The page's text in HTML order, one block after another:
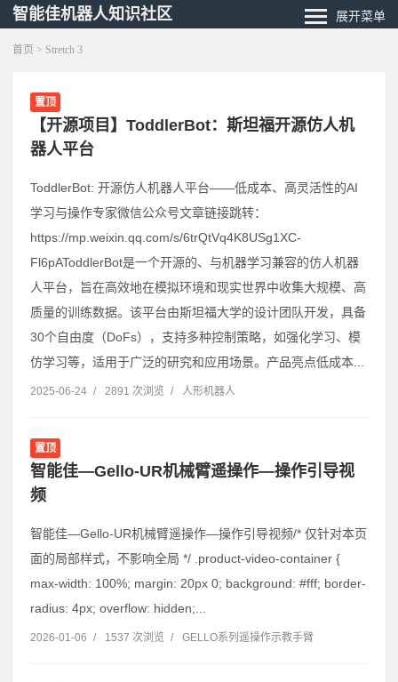
智能佳机器人知识社区 展开菜单
首页 > Stretch 3
置顶
【开源项目】ToddlerBot：斯坦福开源仿人机
器人平台
ToddlerBot: 开源仿人机器人平台——低成本、高灵活性的AI
学习与操作专家微信公众号文章链接跳转：
https://mp.weixin.qq.com/s/6trQtVq4K8USg1XC-
Fl6pAToddlerBot是一个开源的、与机器学习兼容的仿人机器
人平台，旨在高效地在模拟环境和现实世界中收集大规模、高
质量的训练数据。该平台由斯坦福大学的设计团队开发，具备
30个自由度（DoFs），支持多种控制策略，如强化学习、模
仿学习等，适用于广泛的研究和应用场景。产品亮点低成本...
2025-06-24 / 2891 次浏览 / 人形机器人
置顶
智能佳—Gello-UR机械臂遥操作—操作引导视
频
智能佳—Gello-UR机械臂遥操作—操作引导视频/* 仅针对本页
面的局部样式，不影响全局 */ .product-video-container {
max-width: 100%; margin: 20px 0; background: #fff; border-
radius: 4px; overflow: hidden;...
2026-01-06 / 1537 次浏览 / GELLO系列遥操作示教手臂